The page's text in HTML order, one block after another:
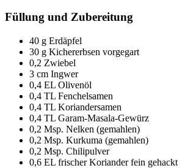
Füllung und Zubereitung
40 g Erdäpfel
30 g Kichererbsen vorgegart
0,2 Zwiebel
3 cm Ingwer
0,4 EL Olivenöl
0,4 TL Fenchelsamen
0,4 TL Koriandersamen
0,4 TL Garam-Masala-Gewürz
0,2 Msp. Nelken (gemahlen)
0,2 Msp. Kurkuma (gemahlen)
0,2 Msp. Chilipulver
0,6 EL frischer Koriander fein gehackt